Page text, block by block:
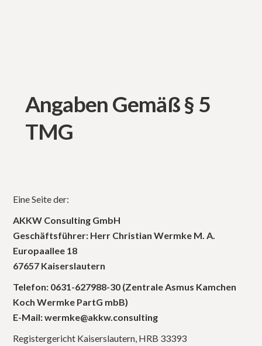
Angaben Gemäß § 5
TMG
Eine Seite der:
AKKW Consulting GmbH
Geschäftsführer: Herr Christian Wermke M. A.
Europaallee 18
67657 Kaiserslautern
Telefon: 0631-627988-30 (Zentrale Asmus Kamchen
Koch Wermke PartG mbB)
E-Mail: wermke@akkw.consulting
Registergericht Kaiserslautern, HRB 33393